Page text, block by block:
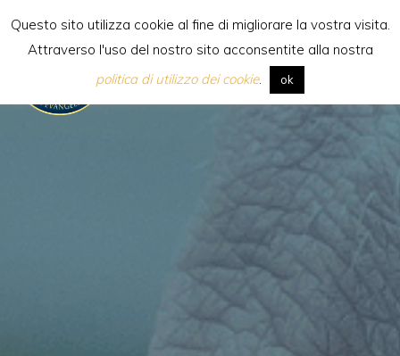
content
[:it] Scuola Internazionale di
Evangelizzazione
Evangelization[:es]Escuela
Internacional de
Szkoła Ewangelizacji[:]
Questo sito utilizza cookie al fine di migliorare la vostra visita.
Attraverso l'uso del nostro sito acconsentite alla nostra
politica di utilizzo dei cookie. ok